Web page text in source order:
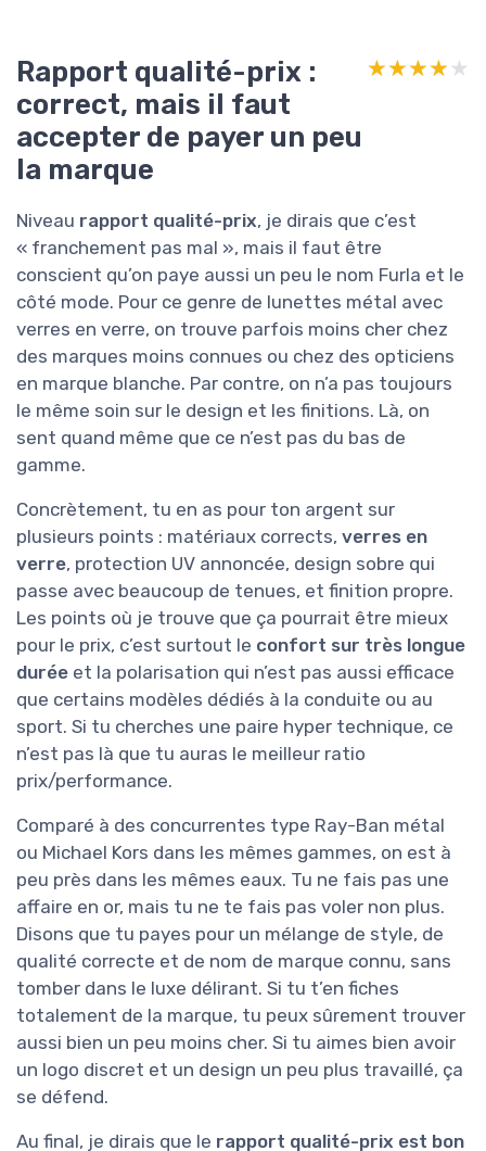
Rapport qualité-prix :
correct, mais il faut
accepter de payer un peu
la marque
★★★★★
★★★★★
Niveau rapport qualité-prix, je dirais que c’est
« franchement pas mal », mais il faut être
conscient qu’on paye aussi un peu le nom Furla et le
côté mode. Pour ce genre de lunettes métal avec
verres en verre, on trouve parfois moins cher chez
des marques moins connues ou chez des opticiens
en marque blanche. Par contre, on n’a pas toujours
le même soin sur le design et les finitions. Là, on
sent quand même que ce n’est pas du bas de
gamme.
Concrètement, tu en as pour ton argent sur
plusieurs points : matériaux corrects, verres en
verre, protection UV annoncée, design sobre qui
passe avec beaucoup de tenues, et finition propre.
Les points où je trouve que ça pourrait être mieux
pour le prix, c’est surtout le confort sur très longue
durée et la polarisation qui n’est pas aussi efficace
que certains modèles dédiés à la conduite ou au
sport. Si tu cherches une paire hyper technique, ce
n’est pas là que tu auras le meilleur ratio
prix/performance.
Comparé à des concurrentes type Ray-Ban métal
ou Michael Kors dans les mêmes gammes, on est à
peu près dans les mêmes eaux. Tu ne fais pas une
affaire en or, mais tu ne te fais pas voler non plus.
Disons que tu payes pour un mélange de style, de
qualité correcte et de nom de marque connu, sans
tomber dans le luxe délirant. Si tu t’en fiches
totalement de la marque, tu peux sûrement trouver
aussi bien un peu moins cher. Si tu aimes bien avoir
un logo discret et un design un peu plus travaillé, ça
se défend.
Au final, je dirais que le rapport qualité-prix est bon